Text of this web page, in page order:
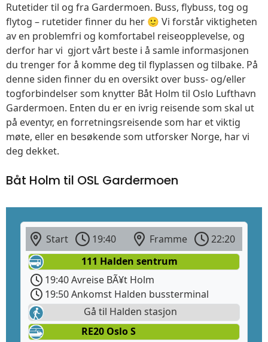
Rutetider til og fra Gardermoen. Buss, flybuss, tog og
flytog – rutetider finner du her 🙂 Vi forstår viktigheten
av en problemfri og komfortabel reiseopplevelse, og
derfor har vi gjort vårt beste i å samle informasjonen
du trenger for å komme deg til flyplassen og tilbake. På
denne siden finner du en oversikt over buss- og/eller
togforbindelser som knytter Båt Holm til Oslo Lufthavn
Gardermoen. Enten du er en ivrig reisende som skal ut
på eventyr, en forretningsreisende som har et viktig
møte, eller en besøkende som utforsker Norge, har vi
deg dekket.
Båt Holm til OSL Gardermoen
Start 19:40 Framme
22:20
111 Halden sentrum
19:40 Avreise BÃ¥t Holm
19:50 Ankomst Halden bussterminal
Gå til Halden stasjon
RE20 Oslo S